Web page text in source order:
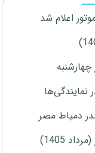
دمیاط مصر
1405)